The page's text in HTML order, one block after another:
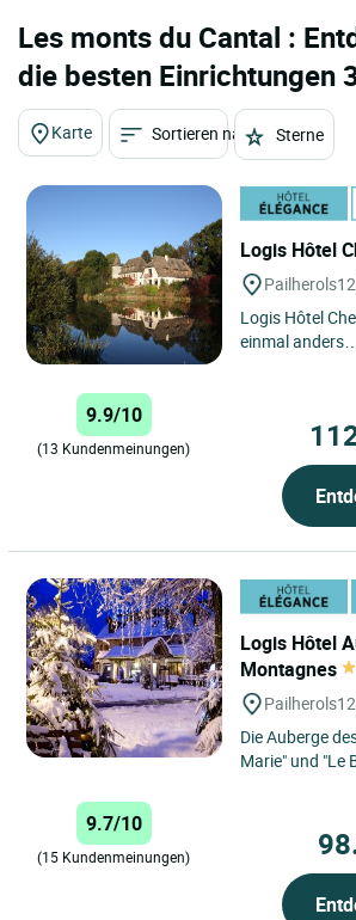
Les monts du Cantal :
die besten Einrichtungen
Karte Sortieren nach Sterne
Logis Hôtel
Pailherols
Logis Hôtel
einmal
9.9/10
(13 Kundenmeinungen)
Logis Hôtel
Montagnes
Pailherols
Die Auberge
Marie" und "Le
auf dem Gipfel
9.7/10
(15 Kundenmeinungen)